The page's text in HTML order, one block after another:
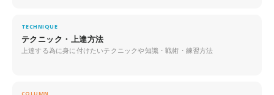
TECHNIQUE
テクニック・上達方法
上達する為に身に付けたいテクニックや知識・戦術・練習方法
COLUMN